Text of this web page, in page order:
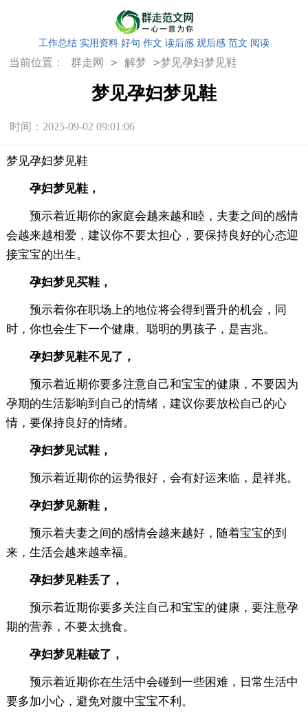
工作总结 实用资料 好句 作文 读后感 观后感 范文 阅读
当前位置： 群走网 > 解梦 >梦见孕妇梦见鞋
梦见孕妇梦见鞋
时间：2025-09-02 09:01:06
梦见孕妇梦见鞋
孕妇梦见鞋，
预示着近期你的家庭会越来越和睦，夫妻之间的感情
会越来越相爱，建议你不要太担心，要保持良好的心态迎
接宝宝的出生。
孕妇梦见买鞋，
预示着你在职场上的地位将会得到晋升的机会，同
时，你也会生下一个健康、聪明的男孩子，是吉兆。
孕妇梦见鞋不见了，
预示着近期你要多注意自己和宝宝的健康，不要因为
孕期的生活影响到自己的情绪，建议你要放松自己的心
情，要保持良好的情绪。
孕妇梦见试鞋，
预示着近期你的运势很好，会有好运来临，是祥兆。
孕妇梦见新鞋，
预示着夫妻之间的感情会越来越好，随着宝宝的到
来，生活会越来越幸福。
孕妇梦见鞋丢了，
预示着近期你要多关注自己和宝宝的健康，要注意孕
期的营养，不要太挑食。
孕妇梦见鞋破了，
预示着近期你在生活中会碰到一些困难，日常生活中
要多加小心，避免对腹中宝宝不利。